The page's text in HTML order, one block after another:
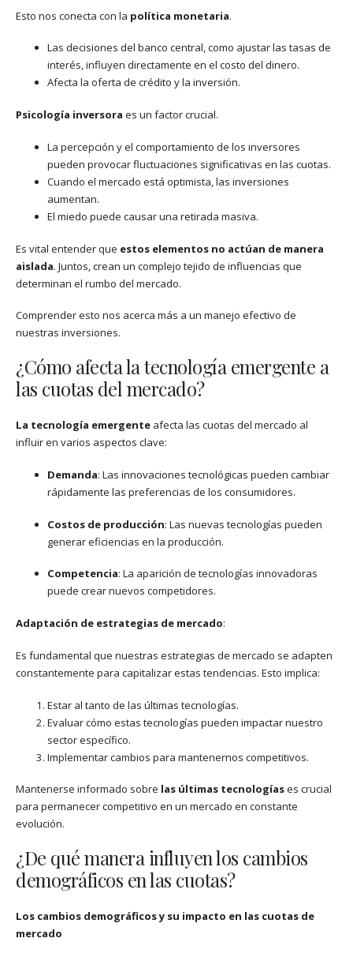
Esto nos conecta con la política monetaria.
Las decisiones del banco central, como ajustar las tasas de
interés, influyen directamente en el costo del dinero.
Afecta la oferta de crédito y la inversión.
Psicología inversora es un factor crucial.
La percepción y el comportamiento de los inversores
pueden provocar fluctuaciones significativas en las cuotas.
Cuando el mercado está optimista, las inversiones
aumentan.
El miedo puede causar una retirada masiva.
Es vital entender que estos elementos no actúan de manera
aislada. Juntos, crean un complejo tejido de influencias que
determinan el rumbo del mercado.
Comprender esto nos acerca más a un manejo efectivo de
nuestras inversiones.
¿Cómo afecta la tecnología emergente a
las cuotas del mercado?
La tecnología emergente afecta las cuotas del mercado al
influir en varios aspectos clave:
Demanda: Las innovaciones tecnológicas pueden cambiar
rápidamente las preferencias de los consumidores.
Costos de producción: Las nuevas tecnologías pueden
generar eficiencias en la producción.
Competencia: La aparición de tecnologías innovadoras
puede crear nuevos competidores.
Adaptación de estrategias de mercado:
Es fundamental que nuestras estrategias de mercado se adapten
constantemente para capitalizar estas tendencias. Esto implica:
Estar al tanto de las últimas tecnologías.
Evaluar cómo estas tecnologías pueden impactar nuestro
sector específico.
Implementar cambios para mantenernos competitivos.
Mantenerse informado sobre las últimas tecnologíases crucial
para permanecer competitivo en un mercado en constante
evolución.
¿De qué manera influyen los cambios
demográficos en las cuotas?
Los cambios demográficos y su impacto en las cuotas de
mercado